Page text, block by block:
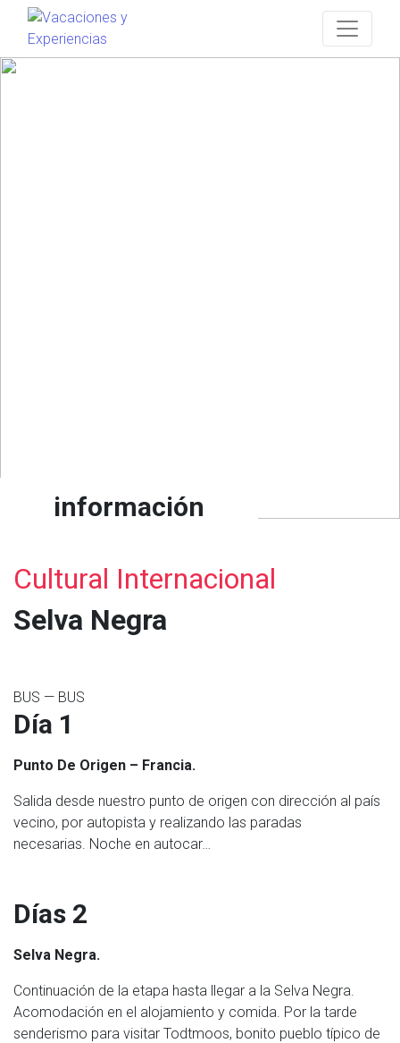
información
Cultural Internacional
Selva Negra
BUS — BUS
Día 1
Punto De Origen – Francia.
Salida desde nuestro punto de origen con dirección al país
vecino, por autopista y realizando las paradas
necesarias. Noche en autocar…
Días 2
Selva Negra.
Continuación de la etapa hasta llegar a la Selva Negra.
Acomodación en el alojamiento y comida. Por la tarde
senderismo para visitar Todtmoos, bonito pueblo típico de